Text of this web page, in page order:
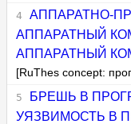
АППАРАТНО-
АППАРАТНЫЙ
АППАРАТНЫЙ
[RuThes concept:
БРЕШЬ В
УЯЗВИМОСТЬ В